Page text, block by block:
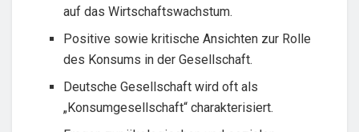
auf das Wirtschaftswachstum.
Positive sowie kritische Ansichten zur Rolle
des Konsums in der Gesellschaft.
Deutsche Gesellschaft wird oft als
„Konsumgesellschaft“ charakterisiert.